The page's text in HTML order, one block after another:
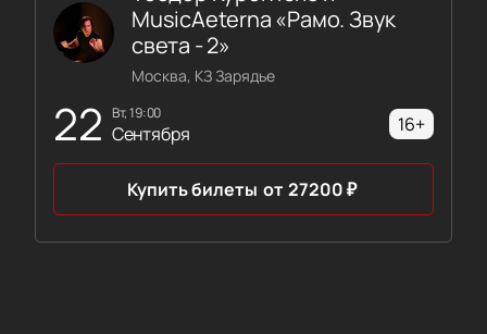
22 вт, 19:00
Сентября
MusicAeterna «Рамо. Звук
света - 2»
Москва, КЗ Зарядье
16+
Купить билеты от 27200₽